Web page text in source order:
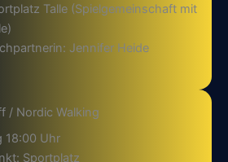
Talle (Spielgemeinschaft mit
Jennifer Heide
/ Nordic Walking
18:00 Uhr
Sportplatz